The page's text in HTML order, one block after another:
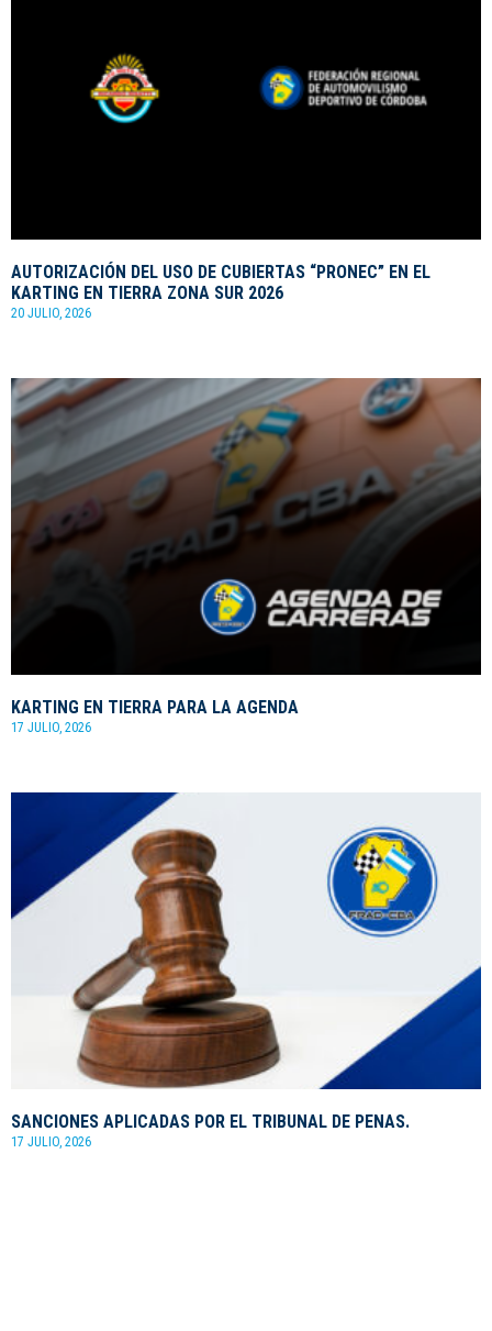
AUTORIZACIÓN DEL USO DE CUBIERTAS “PRONEC” EN EL
KARTING EN TIERRA ZONA SUR 2026
20 JULIO, 2026
KARTING EN TIERRA PARA LA AGENDA
17 JULIO, 2026
SANCIONES APLICADAS POR EL TRIBUNAL DE PENAS.
17 JULIO, 2026